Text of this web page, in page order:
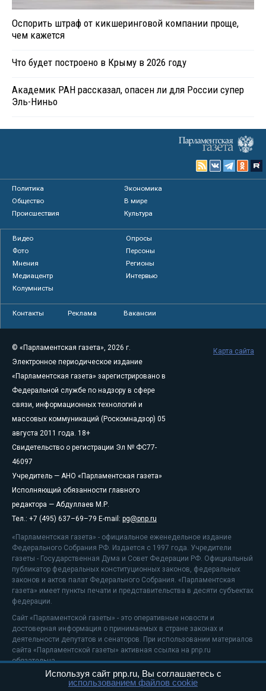
Оспорить штраф от кикшеринговой компании проще,
чем кажется
Что будет построено в Крыму в 2026 году
Академик РАН рассказал, опасен ли для России супер
Эль-Ниньо
Политика
Экономика
Общество
В мире
Происшествия
Культура
Видео
Опросы
Фото
Персоны
Мнения
Регионы
Медиацентр
Интервью
Колумнисты
Контакты Реклама Вакансии
© «Парламентская газета», 2026 г.
Электронное периодическое издание
«Парламентская газета» зарегистрировано в
Федеральной службе по надзору в сфере
связи, информационных технологий и
массовых коммуникаций (Роскомнадзор) 05
августа 2011 года. 18+
Свидетельство о регистрации Эл № ФС77-
46097
Учредитель — АНО «Парламентская газета»
Исполняющий обязанности главного
редактора — Абдуллаев М.Р.
Тел.: +7 (495) 637–69–79 E-mail: pg@pnp.ru
«Парламентская газета» - официальное еженедельное издание
Федерального Собрания РФ. Издается с 1997 года. Учредители
газеты - Государственная Дума и Совет Федерации РФ. Официальный
публикатор федеральных конституционных законов, федеральных
законов и актов палат Федерального Собрания. «Парламентская
газета» имеет пункты печати и представительства в десяти субъектах
федерации.
Сайт «Парламентской газеты» - это оперативные новости и
достоверная информация о принимаемых в стране законах и
деятельности депутатов и сенаторов. При использовании материалов
сайта «Парламентской газеты» активная ссылка на pnp.ru
обязательна.
На информационном ресурсе применяютсярекомендательные
Карта сайта
Используя сайт pnp.ru, Вы соглашаетесь с
использованием файлов cookie